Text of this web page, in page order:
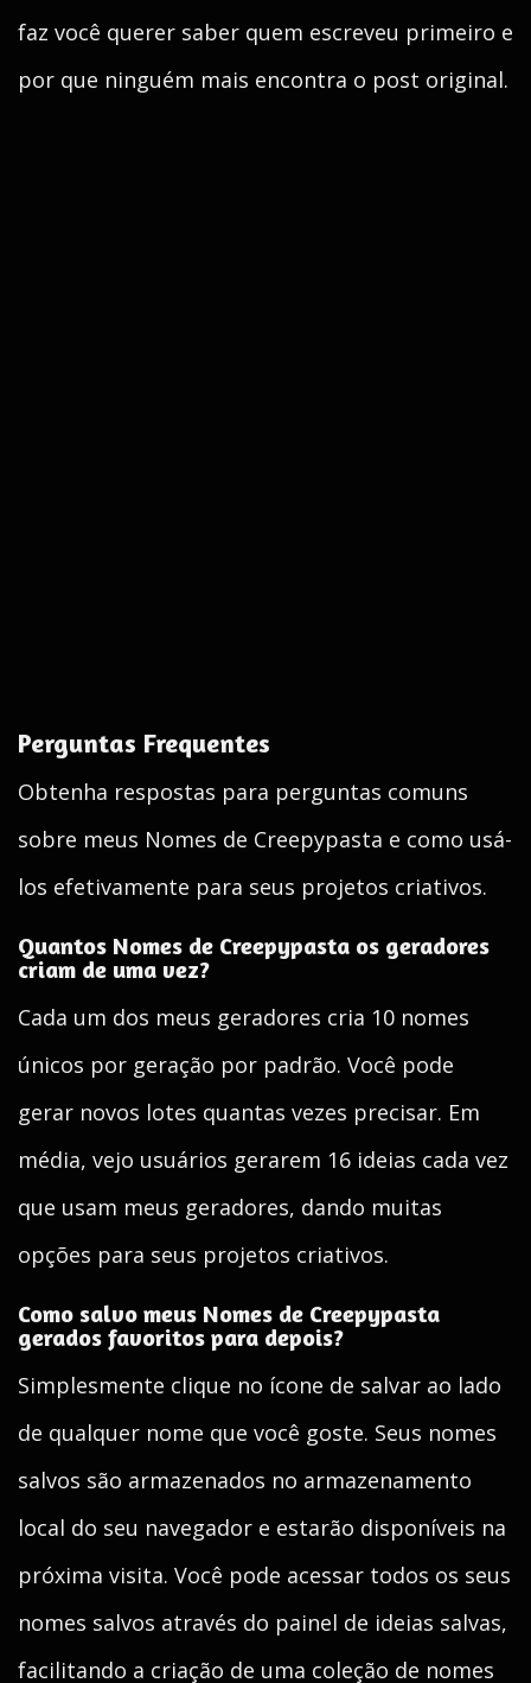
faz você querer saber quem escreveu primeiro e
por que ninguém mais encontra o post original.
Perguntas Frequentes
Obtenha respostas para perguntas comuns
sobre meus Nomes de Creepypasta e como usá-
los efetivamente para seus projetos criativos.
Quantos Nomes de Creepypasta os geradores
criam de uma vez?
Cada um dos meus geradores cria 10 nomes
únicos por geração por padrão. Você pode
gerar novos lotes quantas vezes precisar. Em
média, vejo usuários gerarem 16 ideias cada vez
que usam meus geradores, dando muitas
opções para seus projetos criativos.
Como salvo meus Nomes de Creepypasta
gerados favoritos para depois?
Simplesmente clique no ícone de salvar ao lado
de qualquer nome que você goste. Seus nomes
salvos são armazenados no armazenamento
local do seu navegador e estarão disponíveis na
próxima visita. Você pode acessar todos os seus
nomes salvos através do painel de ideias salvas,
facilitando a criação de uma coleção de nomes